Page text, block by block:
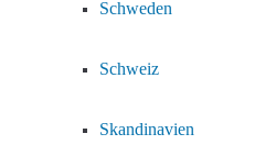
Schweden
Schweiz
Skandinavien